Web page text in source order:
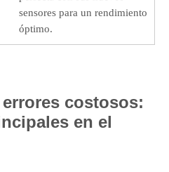
sensores para un rendimiento
óptimo.
costosos:
en el